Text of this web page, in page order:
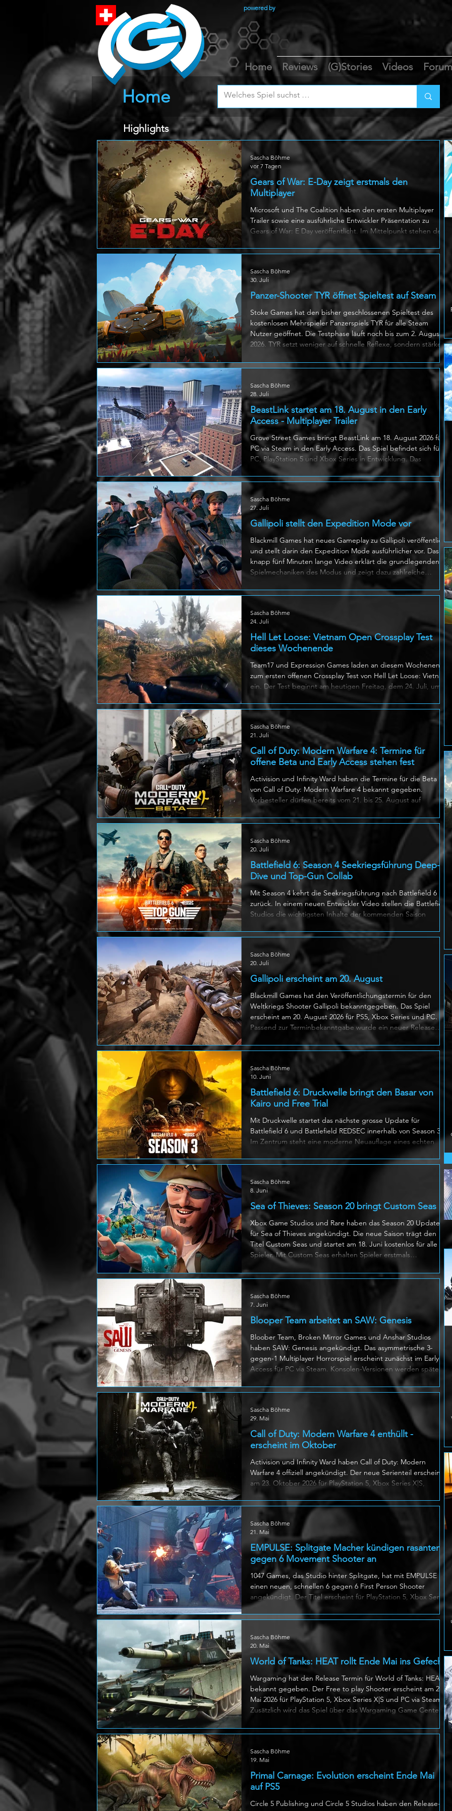
powered by
Home Reviews (G)Stories Videos Forum
Home
Gears of War: E-Day zeigt erstmals den
Multiplayer
Microsoft und The Coalition haben den ersten Multiplayer
Trailer sowie eine ausführliche Entwickler Präsentation zu
Gears of War: E Day veröffentlicht. Im Mittelpunkt stehen der
klassischen Versus Mehrspielers. In Horde Siege treten zwölf
Spieler in drei Teams mit jeweils vier Mitgliedern auf den
bislang grössten Multiplayer Karten der Reihe an. Jedes Team
verfolgt eigene Missionen, während optionale Ziele zusätzliche
Belohnung
Sascha Böhme
vor 7 Tagen
Panzer-Shooter TYR öffnet Spieltest auf Steam
Stoke Games hat den bisher geschlossenen Spieltest des
kostenlosen Mehrspieler Panzerspiels TYR für alle Steam
Nutzer geöffnet. Die Testphase läuft noch bis zum 2. August
2026. TYR setzt weniger auf schnelle Reflexe, sondern stärker
auf Positionierung, Teamarbeit und taktische Entscheidungen.
Spieler können leichte Panzer zur Aufklärung, schwere
Fernkampfpanzer einsetzen. Individuelle Technologiezweige,
Munitionsplätze und Kompone
Sascha Böhme
30. Juli
BeastLink startet am 18. August in den Early
Access - Multiplayer Trailer
Grove Street Games bringt BeastLink am 18. August 2026 für
PC via Steam in den Early Access. Das Spiel befindet sich für
PC, PlayStation 5 und Xbox Series in Entwicklung. Das
Multiplayer Actionspiel lässt Menschen, Fahrzeuge und
gigantische Kaiju in vollständig zerstörbaren Städten
gegeneinander antreten. Spieler sammeln Serum, verbinden
sich mit mächtigen Bestien und nutzen deren individuelle
Fähigkeiten und Kampfstile. Neben Kämpfen zu Fuss stehen
auch Autos, Helikopter, Pa
Sascha Böhme
28. Juli
Gallipoli stellt den Expedition Mode vor
Blackmill Games hat neues Gameplay zu Gallipoli veröffentlicht
und stellt darin den Expedition Mode ausführlicher vor. Das
knapp fünf Minuten lange Video erklärt die grundlegenden
Spielmechaniken des Modus und zeigt dazu zahlreiche
Kampfszenen. Zusätzlich erhalten wir einen Blick auf
verschiedene Menüs und Einstellungsmöglichkeiten, wodurch
ein umfassender Eindruck vom Ablauf entsteht. Gallipoli
erscheint am 20. August 2026 für PlayStation 5, Xbox Series X
und PC.
Sascha Böhme
27. Juli
Hell Let Loose: Vietnam Open Crossplay Test
dieses Wochenende
Team17 und Expression Games laden an diesem Wochenende
zum ersten offenen Crossplay Test von Hell Let Loose: Vietnam
ein. Der Test beginnt am heutigen Freitag, dem 24. Juli, um
ebenfalls um 15:00 Uhr. Teilnehmen können Spieler auf
PlayStation 5, Xbox Series X|S und PC über Steam. Gespielt
wird auf der neuen Karte Đắk Tô Airfield, die auf den
Kämpfen rund um den gleichnamigen US
Luftwaffenstützpunkt im November 1967
Sascha Böhme
24. Juli
Call of Duty: Modern Warfare 4: Termine für
offene Beta und Early Access stehen fest
Activision und Infinity Ward haben die Termine für die Beta
von Call of Duty: Modern Warfare 4 bekannt gegeben.
Vorbesteller dürfen bereits vom 21. bis 25. August auf
PlayStation 5, Xbox Series und PC in die Mehrspieler
Gefechte einsteigen. Die offene Beta folgt vom 28. August bis
1. September und steht allen Spielern auf PlayStation 5, Xbox
Series, Switch 2 und PC zur Verfügung. Weitere Details zu den
Inhalten der Testphase wurden bislang nicht genannt. Am 21.
August findet
Sascha Böhme
21. Juli
Battlefield 6: Season 4 Seekriegsführung Deep-
Dive und Top-Gun Collab
Mit Season 4 kehrt die Seekriegsführung nach Battlefield 6
zurück. In einem neuen Entwickler Video stellen die Battlefield
Studios die wichtigsten Inhalte der kommenden Saison
ausführlich vor. Bereits am 18. August folgt dann das Top Gun
Update. Dieses bringt Wake Island zurück und erweitert das
Spiel unter anderem um neue Kampfjets, den Modus Carrier
Strike, Gauntlet: Fighter Sweep sowie zusätzliche Event
Belohnungen. Battlefield 6 Season 4 startet am 21. Juli 2026.
Sascha Böhme
20. Juli
Gallipoli erscheint am 20. August
Blackmill Games hat den Veröffentlichungstermin für den
Weltkriegs Shooter Gallipoli bekanntgegeben. Das Spiel
erscheint am 20. August 2026 für PS5, Xbox Series und PC.
Passend zur Terminbekanntgabe wurde ein neuer Release
Date Trailer veröffentlicht. Das 43 Sekunden lange Video zeigt
verschiedene Spielszenen und stellt zentrale Merkmale des
Shooters vor. Nach den schlammigen Schützengräben von
Verdun, den verschneiten Ebenen von Tannenberg und den
imposanten Alpen von Isonzo
Sascha Böhme
20. Juli
Battlefield 6: Druckwelle bringt den Basar von
Kairo und Free Trial
Mit Druckwelle startet das nächste grosse Update für
Battlefield 6 und Battlefield REDSEC innerhalb von Season 3.
Im Zentrum steht eine moderne Neuauflage eines echten
Serienklassikers: Aus dem beliebten Grossen Basar aus
Battlefield 3 wird nun der Basar von Kairo, eine frisch
Der neue Schauplatz setzt auf verwinkelte Gassen, kleine
Läden und zahlreiche Engstellen, in denen jeder Schritt zur
Falle werden kann. Hinter
Sascha Böhme
10. Juni
Sea of Thieves: Season 20 bringt Custom Seas
Xbox Game Studios und Rare haben das Season 20 Update
für Sea of Thieves angekündigt. Die neue Saison trägt den
Titel Custom Seas und startet am 18. Juni kostenlos für alle
Spieler. Mit Custom Seas erhalten Spieler erstmals
umfangreiche Werkzeuge, um eigene Spielmodi zu erstellen.
Dabei lassen sich Regeln festlegen, Items und Gegner
platzieren, Crews frei zuweisen und chaotische
Piratenmomente mit einem neuen Free Camera Modus
festhalten. Rare zeigte bereits erste Beispiele,
Sascha Böhme
8. Juni
Blooper Team arbeitet an SAW: Genesis
Bloober Team, Broken Mirror Games und Anshar Studios
haben SAW: Genesis angekündigt. Das asymmetrische 3-
gegen-1 Multiplayer Horrorspiel erscheint zunächst im Early
Access für PC via Steam. Konsolen-Versionen werden später
folgen. Die Handlung spielt nach dem Ersten Weltkrieg und
setzt auf intensive 3 gegen 1 Matches auf prozedural
generierten Karten. Ein Spieler übernimmt die Rolle des
Judge, eines frühen Architekten von Jigsaws Philosophie,
während drei Accused versuchen, a
Sascha Böhme
7. Juni
Call of Duty: Modern Warfare 4 enthüllt -
erscheint im Oktober
Activision und Infinity Ward haben Call of Duty: Modern
Warfare 4 offiziell angekündigt. Der neue Serienteil erscheint
am 23. Oktober 2026 für PlayStation 5, Xbox Series X|S,
Nintendo Switch 2 und PC. Die Switch 2 Version folgt später.
Die Kampagne verlegt das Geschehen auf die koreanische
Halbinsel, wo Nordkorea eine grossangelegte Invasion auf
Südkorea startet. Spieler übernehmen unter anderem die
Rolle von Private Park, einem jungen südkoreanischen
Soldaten, während Captai
Sascha Böhme
29. Mai
EMPULSE: Splitgate Macher kündigen rasanten 6
gegen 6 Movement Shooter an
1047 Games, das Studio hinter Splitgate, hat mit EMPULSE
einen neuen, schnellen 6 gegen 6 First Person Shooter
angekündigt. Der Titel erscheint für PlayStation 5, Xbox Series
X|S und PC via Steam und soll 2026 im Early Access starten. In
EMPULSE kämpfen Spieler in den post-utopischen Strassen
von Freehold um die Kontrolle über das Schlachtfeld. Im
Zentrum steht ein extrem bewegliches Gameplay: Wallruns
vorwärts und rückwärts, Greifhaken Schwünge, Sprünge über
sogenannte Holoj
Sascha Böhme
21. Mai
World of Tanks: HEAT rollt Ende Mai ins Gefecht
Wargaming hat den Release Termin für World of Tanks: HEAT
bekannt gegeben. Der Free to play Shooter erscheint am 26.
Mai 2026 für PlayStation 5, Xbox Series X|S und PC via Steam.
Zusätzlich wird das Spiel über das Wargaming Game Center,
of Tanks: HEAT versteht sich als taktischer Fahrzeug Shooter in
Weltkrieg. Entwickelt wurde der Titel von Grund auf auf einer
neuen,
Sascha Böhme
20. Mai
Primal Carnage: Evolution erscheint Ende Mai
auf PS5
Circle 5 Publishing und Circle 5 Studios haben den Release-
Sascha Böhme
19. Mai
Highlights